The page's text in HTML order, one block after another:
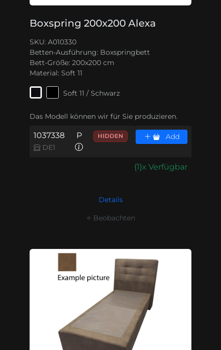
Boxspring 200x200 Alexa
SKU: A010330
Betten-Ausführung: Boxspringbett
Bett-Größe: 200x200 cm
Material: Soft 11
Soft 11 / Schwarz
Das Modell können wir für Sie produzieren.
1037338
DE1
P HIDDEN Add
{1}x Verfügbar
Details
⭐ Beobachten